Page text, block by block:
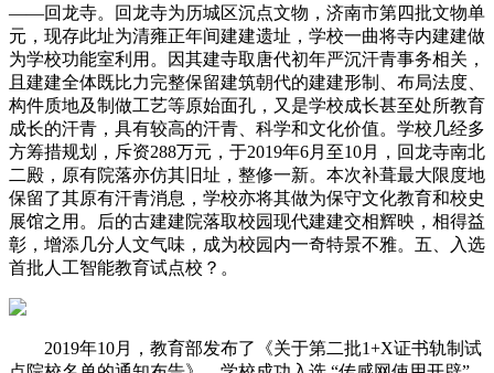
——回龙寺。回龙寺为历城区沉点文物，济南市第四批文物单
元，现存此址为清雍正年间建建遗址，学校一曲将寺内建建做
为学校功能室利用。因其建寺取唐代初年严沉汗青事务相关，
且建建全体既比力完整保留建筑朝代的建建形制、布局法度、
构件质地及制做工艺等原始面孔，又是学校成长甚至处所教育
成长的汗青，具有较高的汗青、科学和文化价值。学校几经多
方筹措规划，斥资288万元，于2019年6月至10月，回龙寺南北
二殿，原有院落亦仿其旧址，整修一新。本次补葺最大限度地
保留了其原有汗青消息，学校亦将其做为保守文化教育和校史
展馆之用。后的古建建院落取校园现代建建交相辉映，相得益
彰，增添几分人文气味，成为校园内一奇特景不雅。五、入选
首批人工智能教育试点校？。
2019年10月，教育部发布了《关于第二批1+X证书轨制试